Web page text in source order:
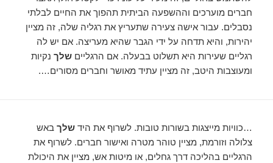
חברים מוערכים וההשפעה הביתית תהפוך את החיים לבלתי
נסבלים. עבור אישה צעירה שתעריץ את רגליה שלה, זה מציין
יהירות, והיא תדחה על ידי הגבר שהיא מעריצה. אם יש לה
רגליים שעירות היא תשלוט בבעלה. אם הרגלייםשלך נקיות
ומעוצבות היטב, זה מציין עתיד מאושר וחברים מסורים….
…כוויות מייצגות בשורות טובות. לשרוף את הידשלך באש
צלולה וזורמת, מציין טוהר מטרה ואישור חברים. לשרוף את
הרגליים בהליכה דרך גחלים, או מיטות אש, מציין את היכולת